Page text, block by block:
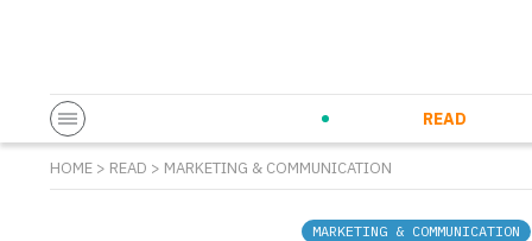
READ
HOME > READ > MARKETING & COMMUNICATION
MARKETING & COMMUNICATION